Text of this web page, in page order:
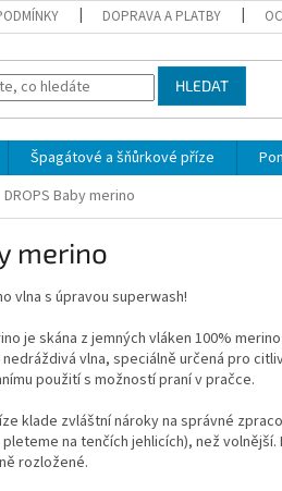
DOPRAVA A PLATBY
HLEDAT
Špagátové a šňůrkové příze
DROPS Baby merino
merino
vlna s úpravou superwash!
je skána z jemných vláken 100%
nedráždivá vlna, speciálně určená pro
použití s možností praní v pračce.
klade zvláštní nároky na správné
na tenčích jehlicích), než
rozložené.